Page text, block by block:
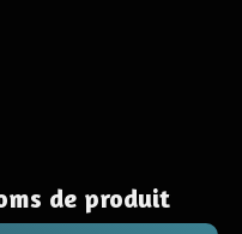
de produit